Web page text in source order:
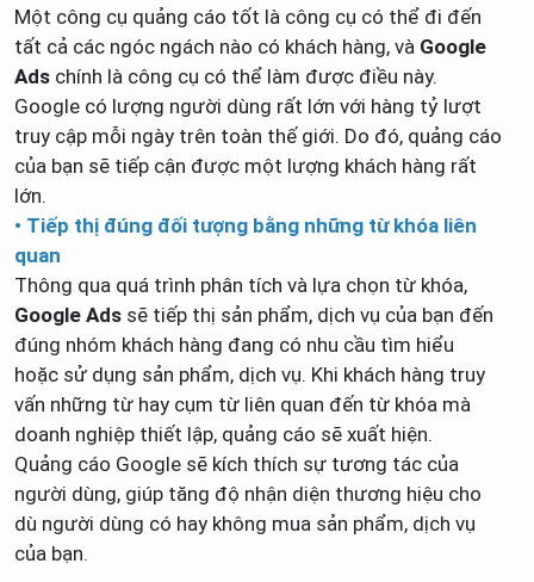
Một công cụ quảng cáo tốt là công cụ có thể đi đến
tất cả các ngóc ngách nào có khách hàng, và Google
Ads chính là công cụ có thể làm được điều này.
Google có lượng người dùng rất lớn với hàng tỷ lượt
truy cập mỗi ngày trên toàn thế giới. Do đó, quảng cáo
của bạn sẽ tiếp cận được một lượng khách hàng rất
lớn.
• Tiếp thị đúng đối tượng bằng những từ khóa liên
quan
Thông qua quá trình phân tích và lựa chọn từ khóa,
Google Ads sẽ tiếp thị sản phẩm, dịch vụ của bạn đến
đúng nhóm khách hàng đang có nhu cầu tìm hiểu
hoặc sử dụng sản phẩm, dịch vụ. Khi khách hàng truy
vấn những từ hay cụm từ liên quan đến từ khóa mà
doanh nghiệp thiết lập, quảng cáo sẽ xuất hiện.
Quảng cáo Google sẽ kích thích sự tương tác của
người dùng, giúp tăng độ nhận diện thương hiệu cho
dù người dùng có hay không mua sản phẩm, dịch vụ
của bạn.